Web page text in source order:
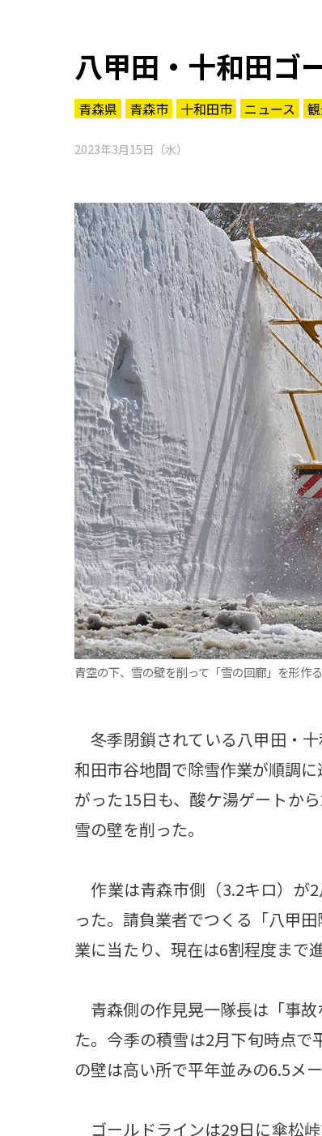
八甲田・十和田ゴ
青森県 青森市 十和田市 ニュース
2023年3月15日（水）
青空の下、雪の壁を削って「雪の回廊」を形作
冬季閉鎖されている八甲田・
和田市谷地間で除雪作業が順調
がった15日も、酸ケ湯ゲートか
雪の壁を削った。
作業は青森市側（3.2キロ）が
った。請負業者でつくる「八甲
業に当たり、現在は6割程度まで
青森側の作見晃一隊長は「事
た。今季の積雪は2月下旬時点
の壁は高い所で平年並みの6.5メ
ゴールドラインは29日に傘松
パワースポット
まつり・イベント
おみやげ・特産
道の駅・産直
アウトドア・レジャー
ご当地グルメ